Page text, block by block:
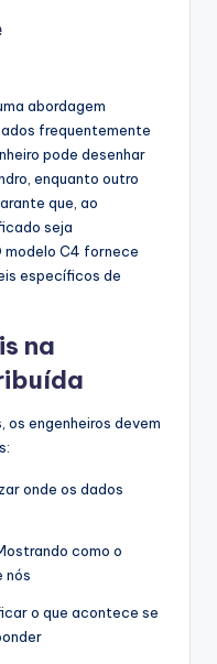
abordagem
frequentemente
pode desenhar
enquanto outro
que, ao
seja
modelo C4 fornece
específicos de
na
engenheiros devem
onde os dados
como o
nós
o que acontece se